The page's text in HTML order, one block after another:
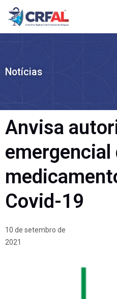
Ir
para
Notícias
Anvisa
emergencial
Covid-19
10 de setembro de
2021